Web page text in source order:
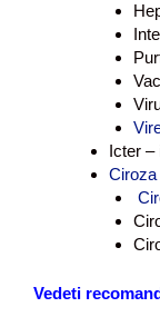
Icter –
Ciroza
Vedeti